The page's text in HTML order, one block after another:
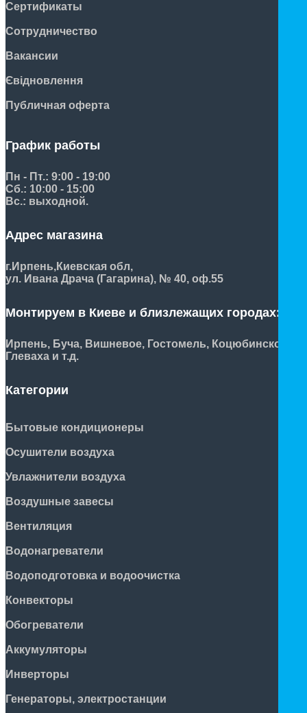
Сертификаты
Сотрудничество
Вакансии
Євідновлення
Публичная оферта
График работы
Пн - Пт.: 9:00 - 19:00
Сб.: 10:00 - 15:00
Вс.: выходной.
Адрес магазина
г.Ирпень,Киевская обл,
ул. Ивана Драча (Гагарина), № 40, оф.55
Монтируем в Киеве и близлежащих городах:
Ирпень, Буча, Вишневое, Гостомель, Коцюбинское,
Глеваха и т.д.
Категории
Бытовые кондиционеры
Осушители воздуха
Увлажнители воздуха
Воздушные завесы
Вентиляция
Водонагреватели
Водоподготовка и водоочистка
Конвекторы
Обогреватели
Аккумуляторы
Инверторы
Генераторы, электростанции